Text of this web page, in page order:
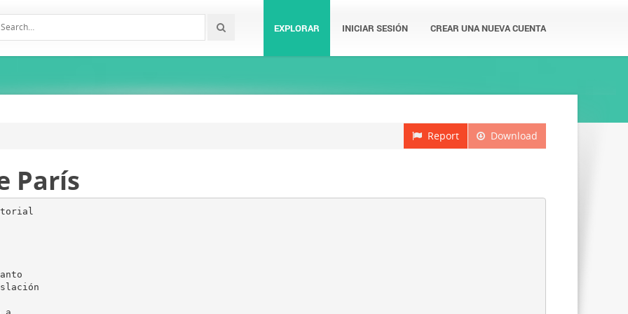
EXPLORAR INICIAR SESIÓN CREAR UNA NUEVA CUENTA
Download
Report
París
gente incesantemente hacia la plaza como una cascada sus aguas en un lago. Los gritos, las risas, el bullicio de la muchedumbre, producían un inmenso ruido y un clamor incesante. De vez en cuando el bullicio y el clamor se acrecentaban y el continuo trasiego de la multitud hacia la escalera provocaba avalanchas motivadas tanto pot los empujones de algún arquero, al abrirse camino, como por el cocear del caballo de algún sargento del preboste enviado al lugar para restablecer orden; tradición admirable esta que los prebostes(4) han dejado a los condestables, éstos a su vez a los mariscales y así hasta los gendarmes de nuestros días. 4. El preboste era, en general, un oficial de la gendarmería. Tenía a su cargo diversas funciones de policía general o judicial. Existían el preboste real, el preboste de los mercaderes, etcétera. Ante las puertas, en las ventanas, por las luceras o sobre los tejados, pululaban millares de rostros burgueses, tranquilos y honrados que contemplaban el palacio observando el gentío y contentándose sólo con eso; la verdad es que existe mucha gente en París que se satisface con el espectáculo de ser espectadores, pu